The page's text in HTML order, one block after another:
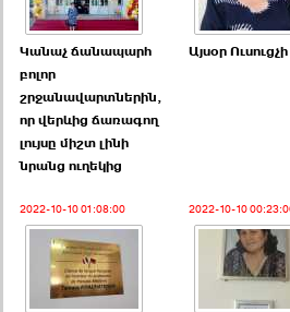
Կանաչ ճանապարհ
բոլոր
շրջանավարտներին,
որ վերևից ճառագող
լույսը միշտ լինի
նրանց ուղեկից
Այսօր
2022-10-10 01:08:00 2022-10-10